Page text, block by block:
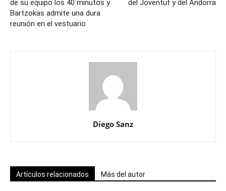
de su equipo los 40 minutos y
Bartzokas admite una dura
reunión en el vestuario
del Joventut y del Andorra
Diego Sanz
Artículos relacionados Más del autor